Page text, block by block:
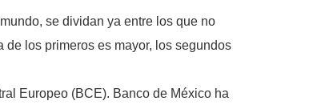
se dividan ya entre los que no
los primeros es mayor, los segundos
Europeo (BCE). Banco de México ha